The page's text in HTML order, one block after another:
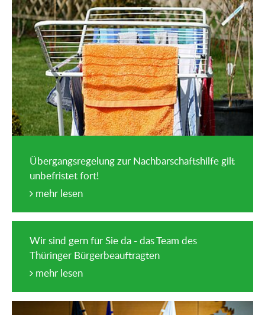
Übergangsregelung zur Nachbarschaftshilfe gilt
unbefristet fort!
mehr lesen
Wir sind gern für Sie da - das Team des
Thüringer Bürgerbeauftragten
mehr lesen